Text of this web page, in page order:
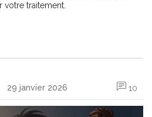
votre traitement.
29 janvier 2026 10